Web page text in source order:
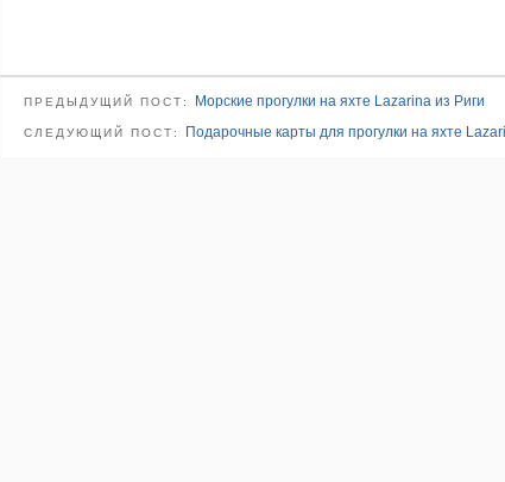
ПРЕДЫДУЩИЙ ПОСТ: Морские прогулки на яхте Lazarina из Риги
СЛЕДУЮЩИЙ ПОСТ: Подарочные карты для прогулки на яхте